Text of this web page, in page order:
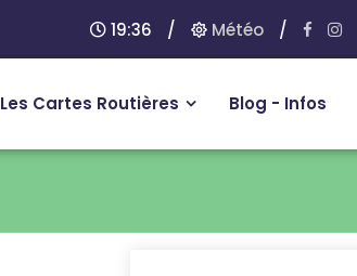
19:36 / Météo /
Les Cartes Routières Blog - Infos